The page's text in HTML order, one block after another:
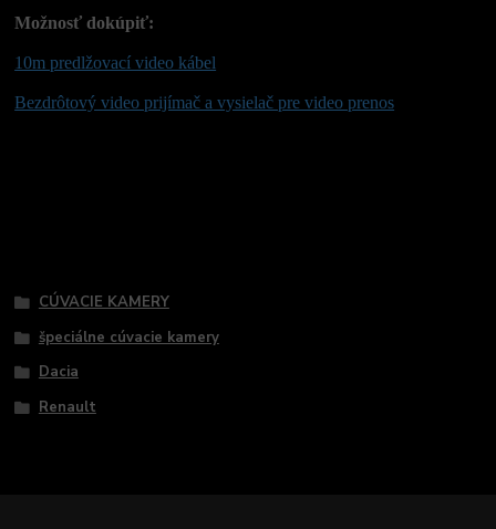
Možnosť dokúpiť:
10m predlžovací video kábel
Bezdrôtový video prijímač a vysielač pre video prenos
CÚVACIE KAMERY
špeciálne cúvacie kamery
Dacia
Renault